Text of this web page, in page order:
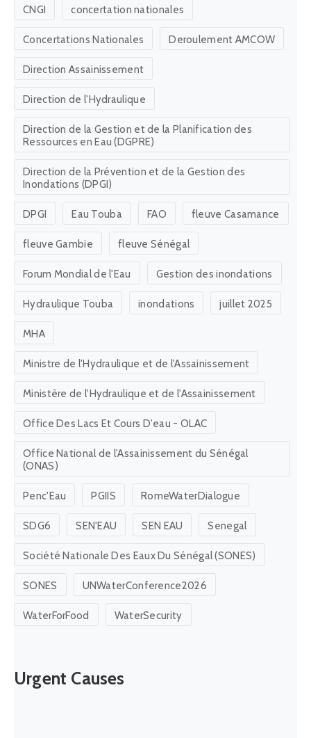
CNGI concertation nationales
Concertations Nationales Deroulement AMCOW
Direction Assainissement
Direction de l'Hydraulique
Direction de la Gestion et de la Planification des
Ressources en Eau (DGPRE)
Direction de la Prévention et de la Gestion des
Inondations (DPGI)
DPGI Eau Touba FAO fleuve Casamance
fleuve Gambie fleuve Sénégal
Forum Mondial de l'Eau Gestion des inondations
Hydraulique Touba inondations juillet 2025
MHA
Ministre de l'Hydraulique et de l'Assainissement
Ministère de l'Hydraulique et de l'Assainissement
Office Des Lacs Et Cours D'eau - OLAC
Office National de l'Assainissement du Sénégal
(ONAS)
Penc'Eau PGIIS RomeWaterDialogue
SDG6 SEN'EAU SEN EAU Senegal
Société Nationale Des Eaux Du Sénégal (SONES)
SONES UNWaterConference2026
WaterForFood WaterSecurity
Urgent Causes